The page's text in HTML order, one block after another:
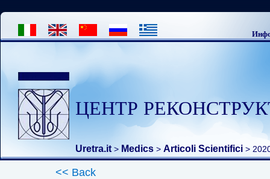
ЦЕНТР
Uretra.it > Medics > Articoli Scientifici >
<< Back